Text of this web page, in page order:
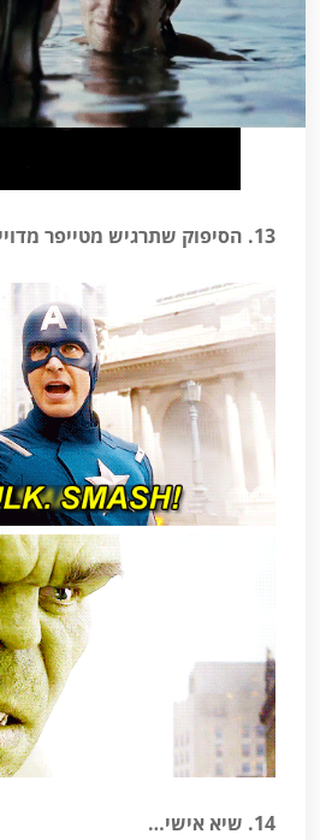
13. הסיפוק שתרגיש מטייפר מדוייק…
14. שיא אישי…